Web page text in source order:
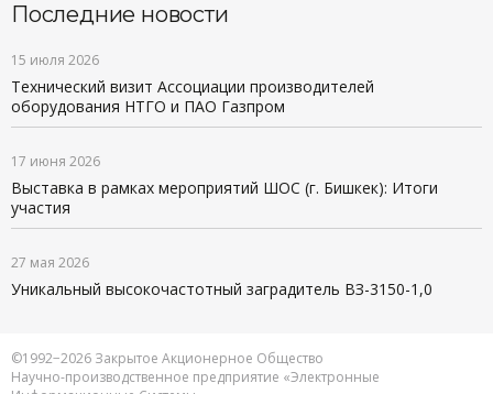
Последние новости
15 июля 2026
Технический визит Ассоциации производителей
оборудования НТГО и ПАО Газпром
17 июня 2026
Выставка в рамках мероприятий ШОС (г. Бишкек): Итоги
участия
27 мая 2026
Уникальный высокочастотный заградитель ВЗ-3150-1,0
©1992−2026 Закрытое Акционерное Общество
Научно-производственное предприятие «Электронные